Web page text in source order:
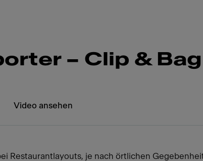
– Clip & Bag
Video ansehen
Restaurantlayouts, je nach örtlichen